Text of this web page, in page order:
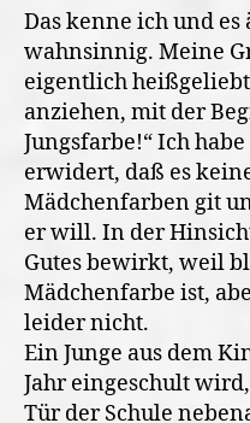
Das kenne ich und
wahnsinnig. Meine
eigentlich
anziehen, mit der
Jungsfarbe!“ Ich
erwidert, daß es
Mädchenfarben git
er will. In der
Gutes bewirkt, weil
Mädchenfarbe ist,
leider nicht.
Ein Junge aus dem
Jahr eingeschult
Tür der Schule